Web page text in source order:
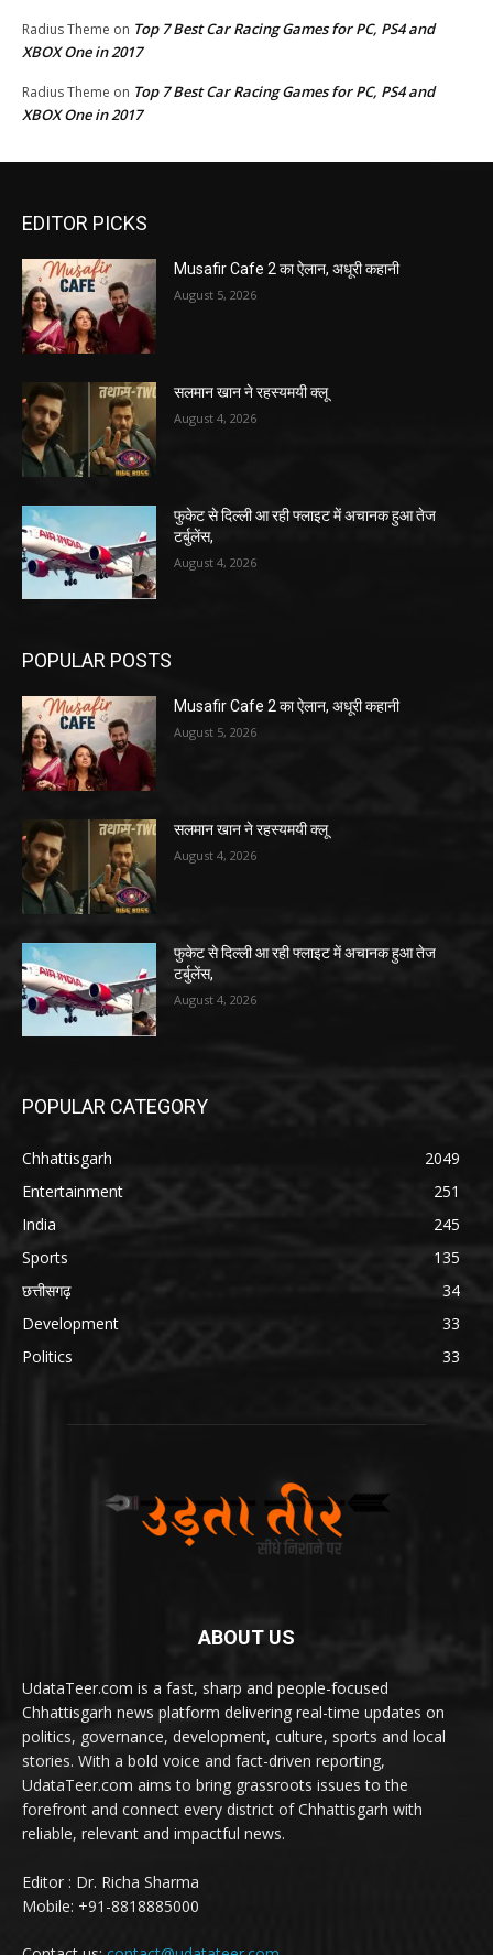
Radius Theme on Top 7 Best Car Racing Games for PC, PS4 and
XBOX One in 2017
Radius Theme on Top 7 Best Car Racing Games for PC, PS4 and
XBOX One in 2017
EDITOR PICKS
Musafir Cafe 2 का ऐलान, अधूरी कहानी
August 5, 2026
सलमान खान ने रहस्यमयी क्लू
August 4, 2026
फुकेट से दिल्ली आ रही फ्लाइट में अचानक हुआ तेज
टर्बुलेंस,
August 4, 2026
POPULAR POSTS
Musafir Cafe 2 का ऐलान, अधूरी कहानी
August 5, 2026
सलमान खान ने रहस्यमयी क्लू
August 4, 2026
फुकेट से दिल्ली आ रही फ्लाइट में अचानक हुआ तेज
टर्बुलेंस,
August 4, 2026
POPULAR CATEGORY
Chhattisgarh
2049
Entertainment
251
India
245
Sports
135
छत्तीसगढ़
34
Development
33
Politics
33
ABOUT US
UdataTeer.com is a fast, sharp and people-focused
Chhattisgarh news platform delivering real-time updates on
politics, governance, development, culture, sports and local
stories. With a bold voice and fact-driven reporting,
UdataTeer.com aims to bring grassroots issues to the
forefront and connect every district of Chhattisgarh with
reliable, relevant and impactful news.
Editor : Dr. Richa Sharma
Mobile: +91-8818885000